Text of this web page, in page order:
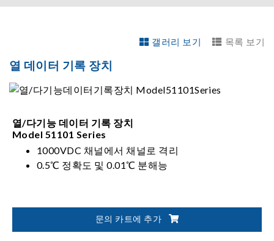
갤러리 보기 목록 보기
열 데이터 기록 장치
열/다기능 데이터 기록 장치
Model 51101 Series
1000VDC 채널에서 채널로 격리
0.5℃ 정확도 및 0.01℃ 분해능
문의 카트에 추가